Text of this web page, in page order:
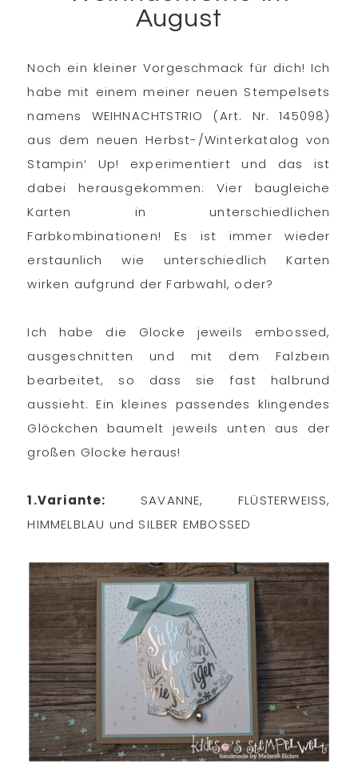
August
Noch ein kleiner Vorgeschmack für dich! Ich
habe mit einem meiner neuen Stempelsets
namens WEIHNACHTSTRIO (Art. Nr. 145098)
aus dem neuen Herbst-/Winterkatalog von
Stampin‘ Up! experimentiert und das ist
dabei herausgekommen: Vier baugleiche
Karten in unterschiedlichen
Farbkombinationen! Es ist immer wieder
erstaunlich wie unterschiedlich Karten
wirken aufgrund der Farbwahl, oder?
Ich habe die Glocke jeweils embossed,
ausgeschnitten und mit dem Falzbein
bearbeitet, so dass sie fast halbrund
aussieht. Ein kleines passendes klingendes
Glöckchen baumelt jeweils unten aus der
großen Glocke heraus!
1.Variante: SAVANNE, FLÜSTERWEISS,
HIMMELBLAU und SILBER EMBOSSED